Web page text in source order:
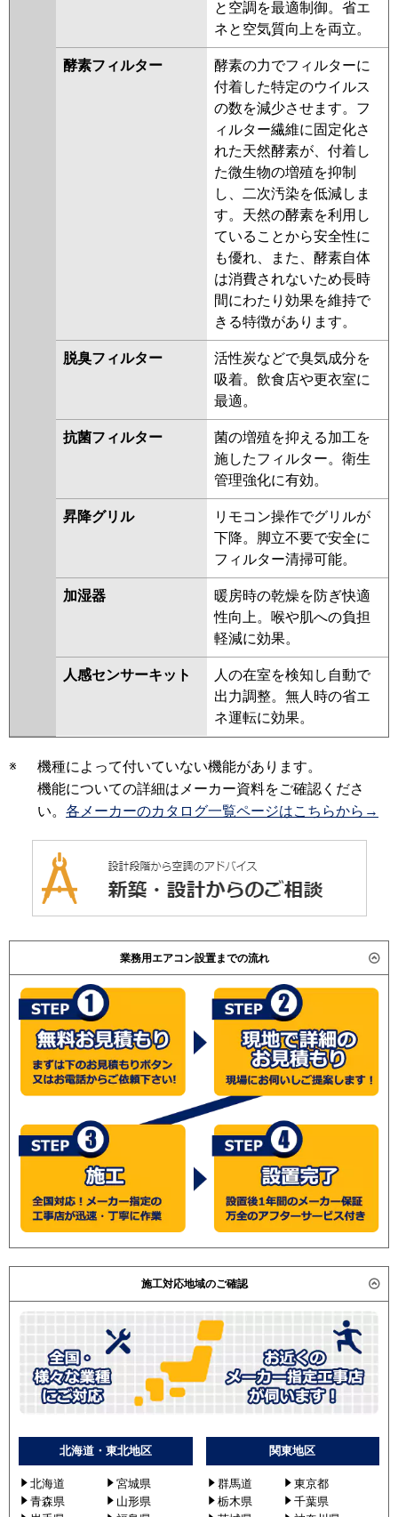
と空調を最適制御。省エ
ネと空気質向上を両立。
酵素フィルター
酵素の力でフィルターに
付着した特定のウイルス
の数を減少させます。フ
ィルター繊維に固定化さ
れた天然酵素が、付着し
た微生物の増殖を抑制
し、二次汚染を低減しま
す。天然の酵素を利用し
ていることから安全性に
も優れ、また、酵素自体
は消費されないため長時
間にわたり効果を維持で
きる特徴があります。
脱臭フィルター
活性炭などで臭気成分を
吸着。飲食店や更衣室に
最適。
抗菌フィルター
菌の増殖を抑える加工を
施したフィルター。衛生
管理強化に有効。
昇降グリル
リモコン操作でグリルが
下降。脚立不要で安全に
フィルター清掃可能。
加湿器
暖房時の乾燥を防ぎ快適
性向上。喉や肌への負担
軽減に効果。
人感センサーキット
人の在室を検知し自動で
出力調整。無人時の省エ
ネ運転に効果。
※
機種によって付いていない機能があります。
機能についての詳細はメーカー資料をご確認くださ
い。 各メーカーのカタログ一覧ページはこちらから→
業務用エアコン設置までの流れ
施工対応地域のご確認
北海道・東北地区
北海道
宮城県
青森県
山形県
関東地区
群馬道
東京都
栃木県
千葉県